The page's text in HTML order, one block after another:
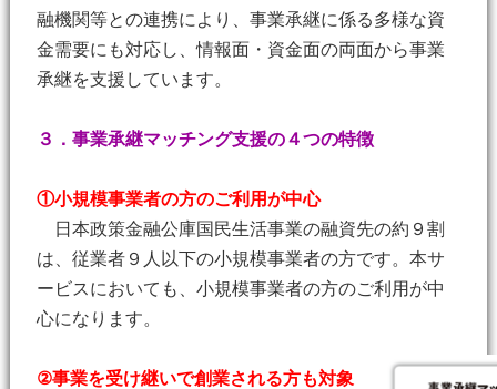
融機関等との連携により、事業承継に係る多様な資
金需要にも対応し、情報面・資金面の両面から事業
承継を支援しています。
３．事業承継マッチング支援の４つの特徴
①小規模事業者の方のご利用が中心
日本政策金融公庫国民生活事業の融資先の約９割
は、従業者９人以下の小規模事業者の方です。本サ
ービスにおいても、小規模事業者の方のご利用が中
心になります。
②事業を受け継いで創業される方も対象